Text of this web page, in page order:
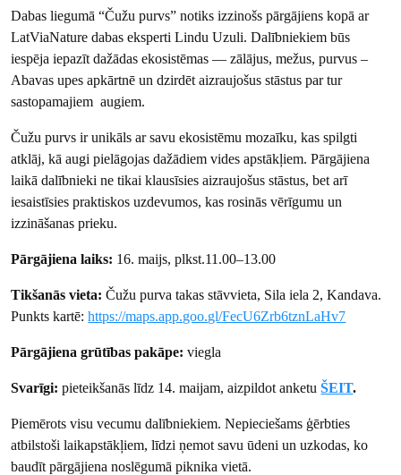
Dabas liegumā “Čužu purvs” notiks izzinošs pārgājiens kopā ar
LatViaNature dabas eksperti Lindu Uzuli. Dalībniekiem būs
iespēja iepazīt dažādas ekosistēmas — zālājus, mežus, purvus –
Abavas upes apkārtnē un dzirdēt aizraujošus stāstus par tur
sastopamajiem augiem.
Čužu purvs ir unikāls ar savu ekosistēmu mozaīku, kas spilgti
atklāj, kā augi pielāgojas dažādiem vides apstākļiem. Pārgājiena
laikā dalībnieki ne tikai klausīsies aizraujošus stāstus, bet arī
iesaistīsies praktiskos uzdevumos, kas rosinās vērīgumu un
izzināšanas prieku.
Pārgājiena laiks: 16. maijs, plkst.11.00–13.00
Tikšanās vieta: Čužu purva takas stāvvieta, Sila iela 2, Kandava.
Punkts kartē:https://maps.app.goo.gl/FecU6Zrb6tznLaHv7
Pārgājiena grūtības pakāpe:viegla
Svarīgi: pieteikšanās līdz 14. maijam, aizpildot anketuŠEIT.
Piemērots visu vecumu dalībniekiem. Nepieciešams ģērbties
atbilstoši laikapstākļiem, līdzi ņemot savu ūdeni un uzkodas, ko
baudīt pārgājiena noslēgumā piknika vietā.